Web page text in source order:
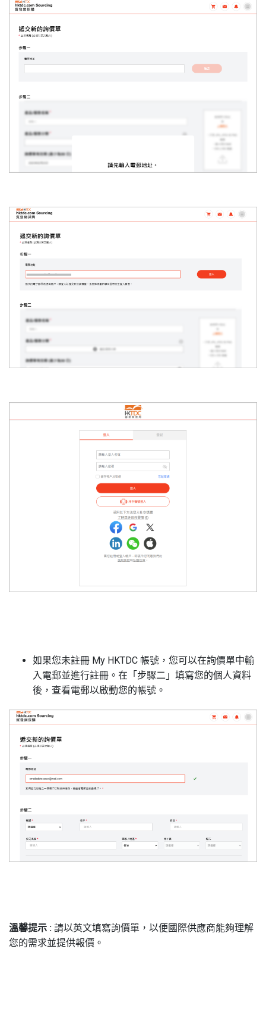
如果您未註冊 My HKTDC 帳號，您可以在詢價單中輸
入電郵並進行註冊。在「步驟二」填寫您的個人資料
後，查看電郵以啟動您的帳號。
溫馨提示 : 請以英文填寫詢價單，以便國際供應商能夠理解
您的需求並提供報價。